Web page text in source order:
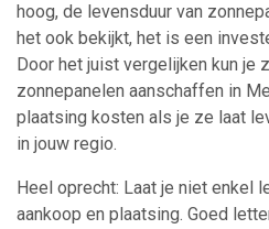
hoog, de levensduur van
het ook bekijkt, het is een
Door het juist vergelijken kun je
zonnepanelen aanschaffen in
plaatsing kosten als je ze laat
in jouw regio.
Heel oprecht: Laat je niet enkel
aankoop en plaatsing. Goed